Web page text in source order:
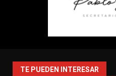
TE PUEDEN INTERESAR